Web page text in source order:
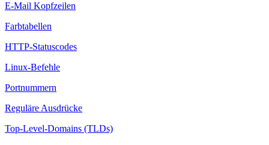
E-Mail Kopfzeilen
Farbtabellen
HTTP-Statuscodes
Linux-Befehle
Portnummern
Reguläre Ausdrücke
Top-Level-Domains (TLDs)